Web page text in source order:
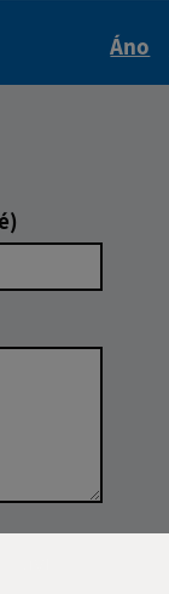
Áno